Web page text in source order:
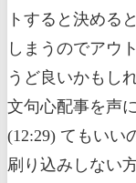
トすると決める
しまうのでアウ
うど良いかもし
文句心配事を声
(12:29) てもいい
刷り込みしない